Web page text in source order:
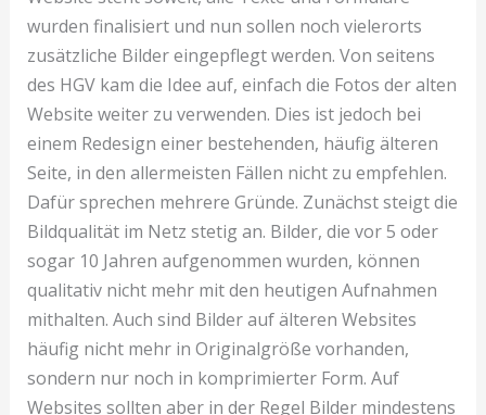
wurden finalisiert und nun sollen noch vielerorts
zusätzliche Bilder eingepflegt werden. Von seitens
des HGV kam die Idee auf, einfach die Fotos der alten
Website weiter zu verwenden. Dies ist jedoch bei
einem Redesign einer bestehenden, häufig älteren
Seite, in den allermeisten Fällen nicht zu empfehlen.
Dafür sprechen mehrere Gründe. Zunächst steigt die
Bildqualität im Netz stetig an. Bilder, die vor 5 oder
sogar 10 Jahren aufgenommen wurden, können
qualitativ nicht mehr mit den heutigen Aufnahmen
mithalten. Auch sind Bilder auf älteren Websites
häufig nicht mehr in Originalgröße vorhanden,
sondern nur noch in komprimierter Form. Auf
Websites sollten aber in der Regel Bilder mindestens
HGV
Seite